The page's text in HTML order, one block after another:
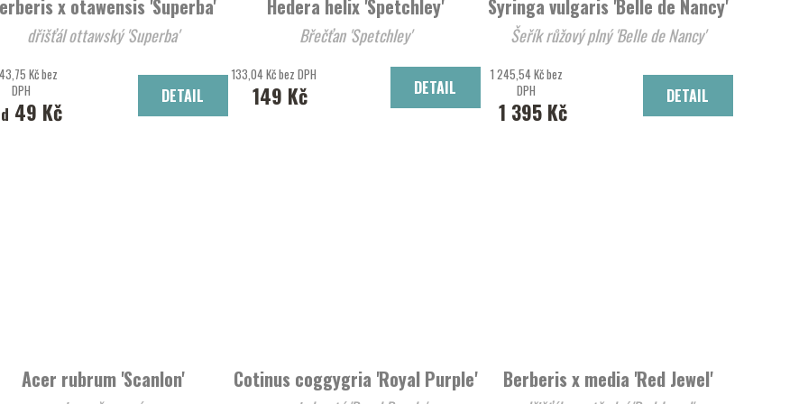
x otawensis 'Superba'
dřišťál ottawský 'Superba'
Kč bez
DPH
49 Kč
DETAIL
Hedera helix 'Spetchley'
Břečťan 'Spetchley'
133,04 Kč bez DPH
149 Kč DETAIL
Syringa vulgaris 'Belle de Nancy'
Šeřík růžový plný 'Belle de Nancy'
1 245,54 Kč bez
DPH
1 395 Kč
DETAIL
Acer rubrum 'Scanlon' Cotinus coggygria 'Royal Purple' Berberis x media 'Red Jewel'